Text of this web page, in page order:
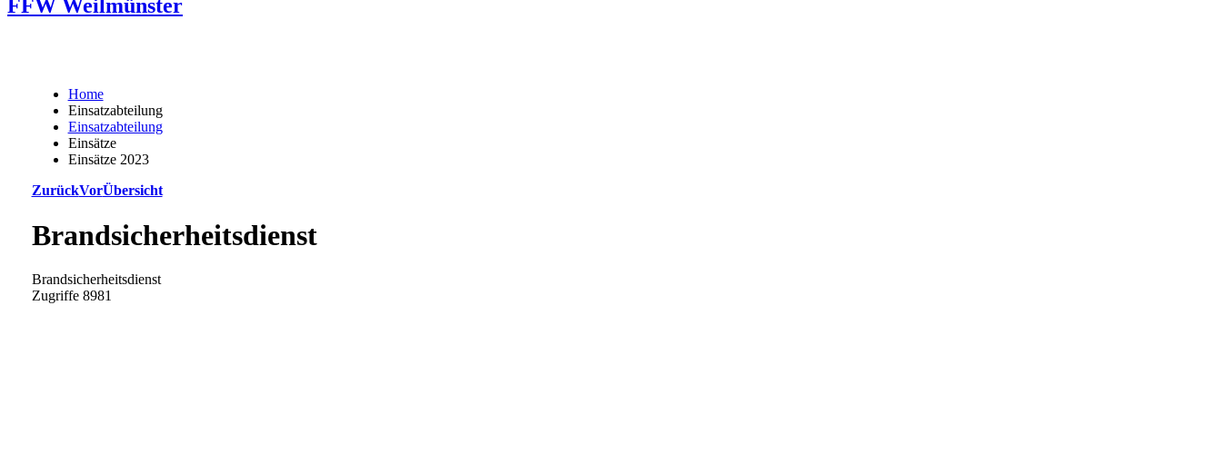
FFW Weilmünster
Home
Einsatzabteilung
Einsatzabteilung
Einsätze
Einsätze 2023
ZurückVorÜbersicht
Brandsicherheitsdienst
Brandsicherheitsdienst
Zugriffe 8981